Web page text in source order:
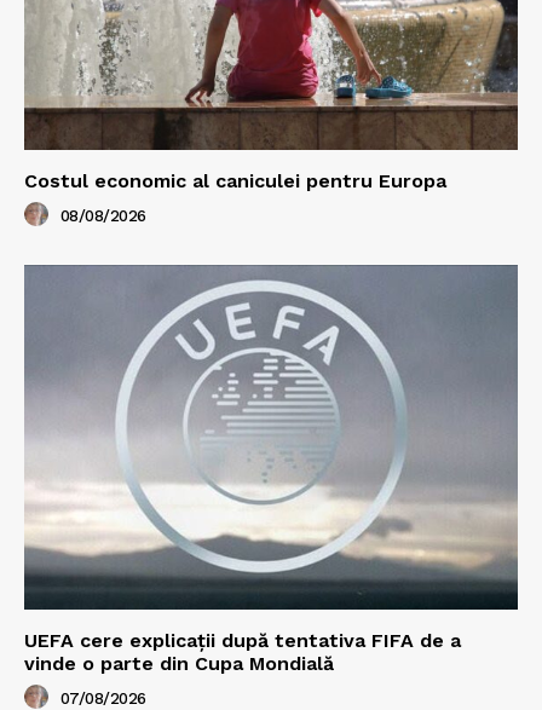
Costul economic al caniculei pentru Europa
08/08/2026
UEFA cere explicații după tentativa FIFA de a
vinde o parte din Cupa Mondială
07/08/2026